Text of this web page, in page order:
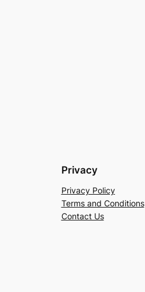
Privacy
Privacy Policy
Terms and Conditions
Contact Us